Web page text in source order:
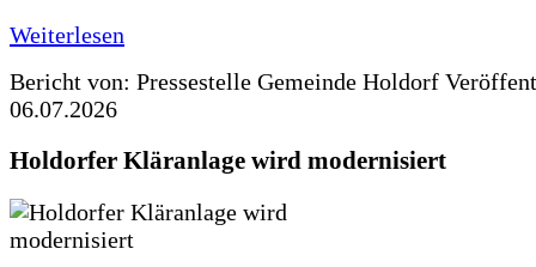
Weiterlesen
Bericht von: Pressestelle Gemeinde Holdorf
06.07.2026
Holdorfer Kläranlage wird modernisiert